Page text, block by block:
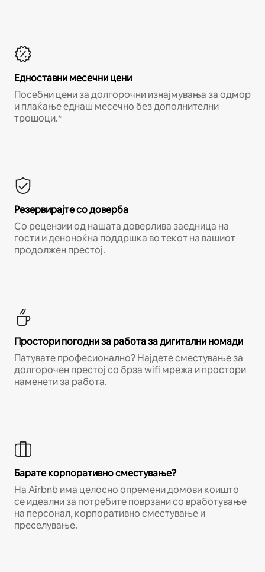
Едноставни месечни цени
Посебни цени за долгорочни изнајмувања за одмор
и плаќање еднаш месечно без дополнителни
трошоци.*
Резервирајте со доверба
Со рецензии од нашата доверлива заедница на
гости и деноноќна поддршка во текот на вашиот
продолжен престој.
Простори погодни за работа за дигитални номади
Патувате професионално? Најдете сместување за
долгорочен престој со брза wifi мрежа и простори
наменети за работа.
Барате корпоративно сместување?
На Airbnb има целосно опремени домови коишто
се идеални за потребите поврзани со вработување
на персонал, корпоративно сместување и
преселување.